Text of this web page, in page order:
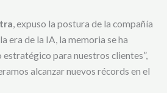
, expuso la postura de la compañía
era de la IA, la memoria se ha
para nuestros clientes”,
alcanzar nuevos récords en el